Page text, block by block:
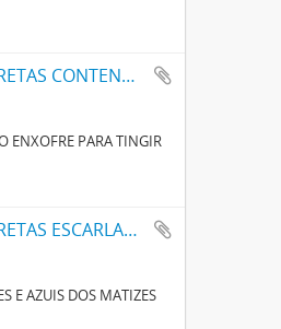
UM NOVO PROCESSO PARA FABRICAÇÃO DE MATERIAS CORANTES PRETAS CONTENDO ENXOFRE PARA TINGIR ALGODÃO
ENXOFRE PARA TINGIR
UM NOVO PROCESSO PARA FABRICAÇÃO DE MATERIAS CORANTES PRETAS ESCARLATES E AZUIS DOS MATIZES MAIS CLAROS AOS MAIS ESCUROS PARA TINGIR ALGODÃO DIRECTAMENTE
E AZUIS DOS MATIZES